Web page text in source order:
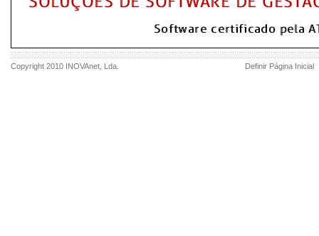
Copyright 2010 INOVAnet , Lda. Definir Página Inicial